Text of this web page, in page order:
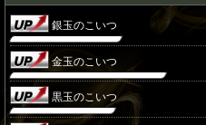
銀玉のこいつ
金玉のこいつ
黒玉のこいつ